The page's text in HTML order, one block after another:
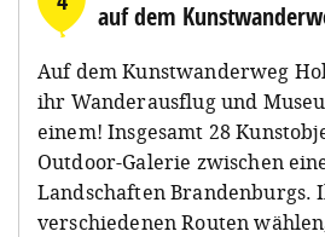
auf dem
Auf dem Kunstwanderweg
ihr Wanderausflug und
einem! Insgesamt 28
Outdoor-Galerie zwischen
Landschaften Brandenburgs.
verschiedenen Routen